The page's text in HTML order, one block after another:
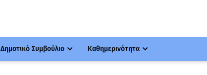
Δημοτικό Συμβούλιο Καθημερινότητα